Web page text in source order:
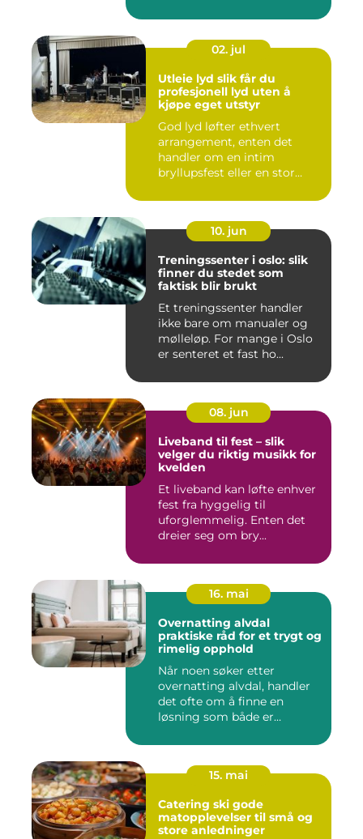
02. jul
Utleie lyd slik får du
profesjonell lyd uten å
kjøpe eget utstyr
God lyd løfter ethvert
arrangement, enten det
handler om en intim
bryllupsfest eller en stor
10. jun
Treningssenter i oslo: slik
finner du stedet som
faktisk blir brukt
Et treningssenter handler
ikke bare om manualer og
mølleløp. For mange i Oslo
er senteret et fast ho...
08. jun
Liveband til fest – slik
velger du riktig musikk for
kvelden
Et liveband kan løfte enhver
fest fra hyggelig til
uforglemmelig. Enten det
dreier seg om bry...
16. mai
Overnatting alvdal
praktiske råd for et trygt og
rimelig opphold
Når noen søker etter
overnatting alvdal, handler
det ofte om å finne en
løsning som både er
15. mai
Catering ski gode
matopplevelser til små og
store anledninger